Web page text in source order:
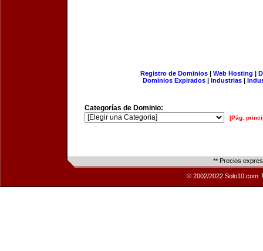
Registro de Dominios| Web Hosting |
Dominios Expirados | Industrias |
Categorías de Dominio:
[Pág.
** Precios
© 2002/2022 Solo10.com